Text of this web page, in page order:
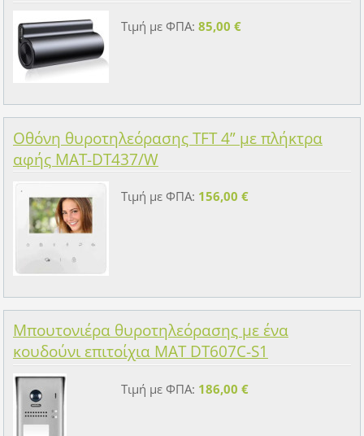
Τιμή με ΦΠΑ: 85,00 €
Οθόνη θυροτηλεόρασης TFT 4” με πλήκτρα
αφής MAT-DT437/W
Τιμή με ΦΠΑ: 156,00 €
Μπουτονιέρα θυροτηλεόρασης με ένα
κουδούνι επιτοίχια MAT DT607C-S1
Τιμή με ΦΠΑ: 186,00 €